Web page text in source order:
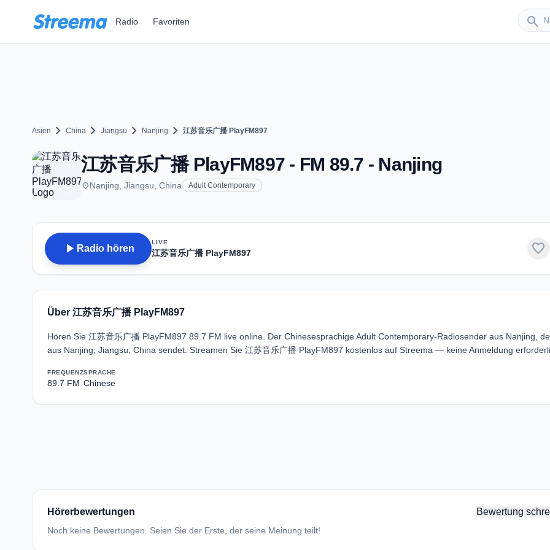
Radio Favoriten search
Sender
Asien chevron_right China chevron_right Jiangsu chevron_right Nanjing chevron_right 江苏音乐广播 PlayFM897
江苏音乐广播 PlayFM897 - FM 89.7 - Nanjing
placeNanjing, Jiangsu, China Adult Contemporary
play_arrow Radio hören
LIVE
江苏音乐广播 PlayFM897 favorite
Über 江苏音乐广播 PlayFM897
Hören Sie 江苏音乐广播 PlayFM897 89.7 FM live online. Der Chinesesprachige Adult Contemporary-Radiosender aus Nanjing,
aus Nanjing, Jiangsu, China sendet. Streamen Sie 江苏音乐广播 PlayFM897 kostenlos auf Streema — keine Anmeldung
FREQUENZ
89.7 FM
SPRACHE
Chinese
Hörerbewertungen Bewertung
Noch keine Bewertungen. Seien Sie der Erste, der seine Meinung teilt!